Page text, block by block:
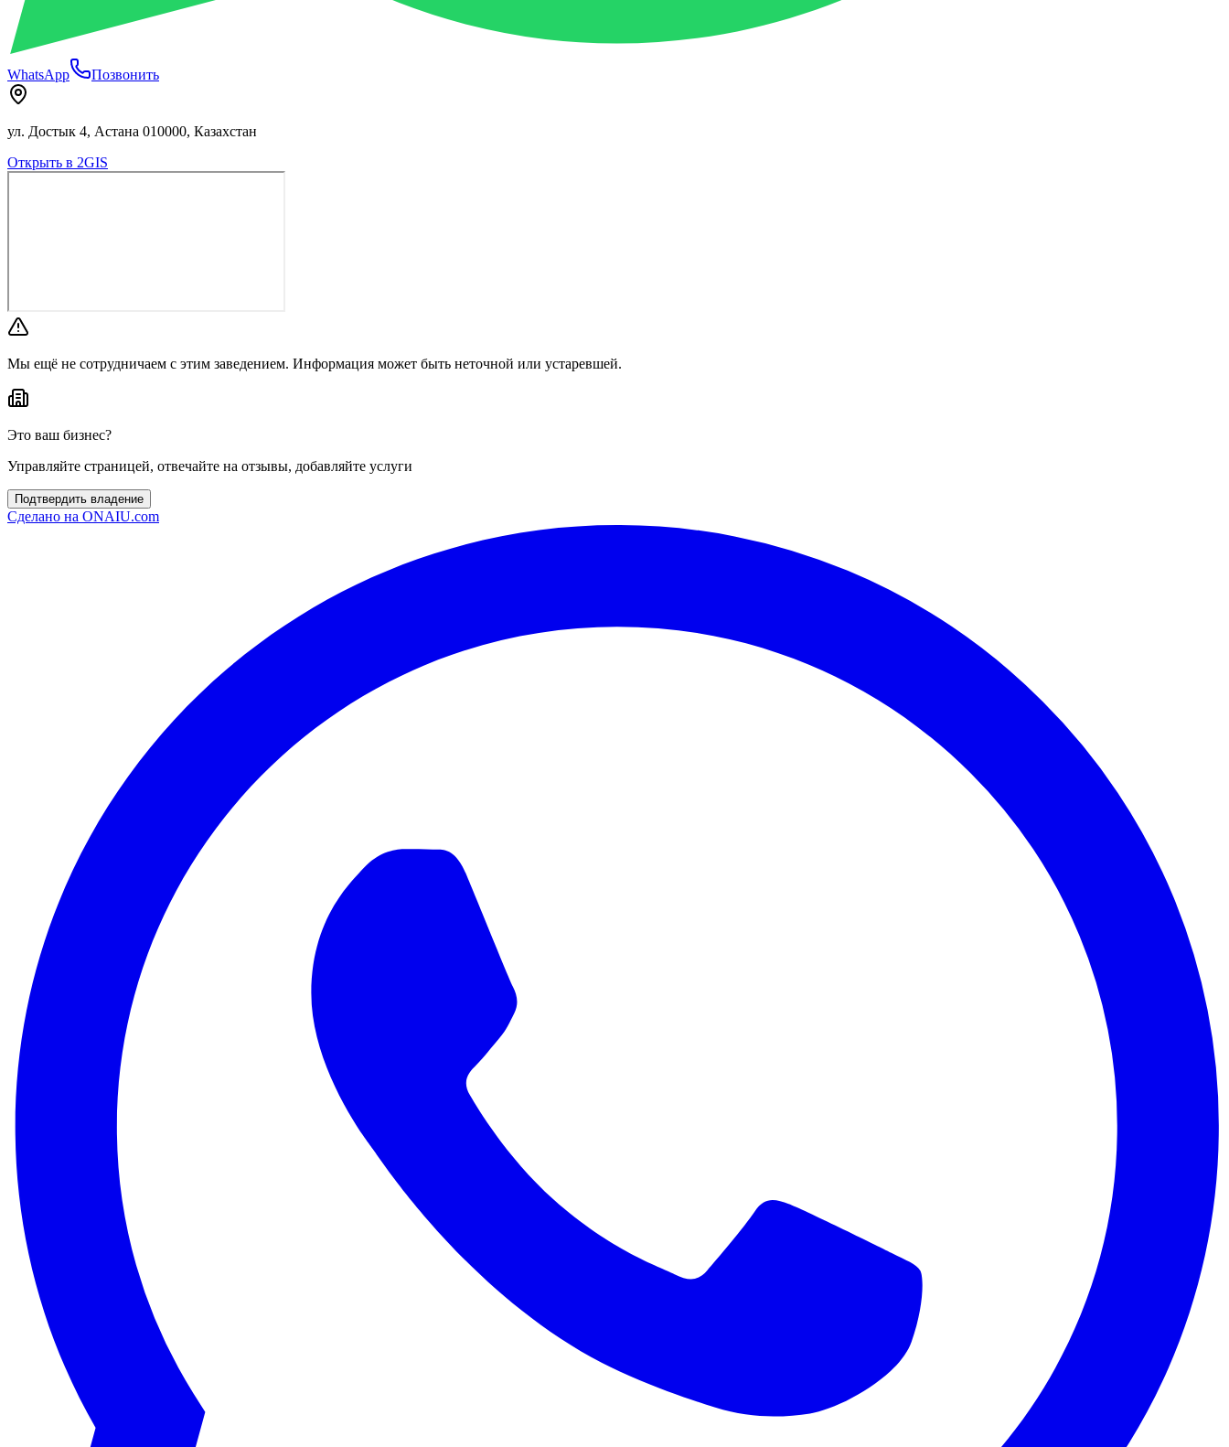
WhatsApp Позвонить
ул. Достык 4, Астана 010000, Казахстан
Открыть в 2GIS
Мы ещё не сотрудничаем с этим заведением. Информация может быть неточной или устаревшей.
Это ваш бизнес?
Управляйте страницей, отвечайте на отзывы, добавляйте услуги
Подтвердить владение
Сделано на ONAIU.com